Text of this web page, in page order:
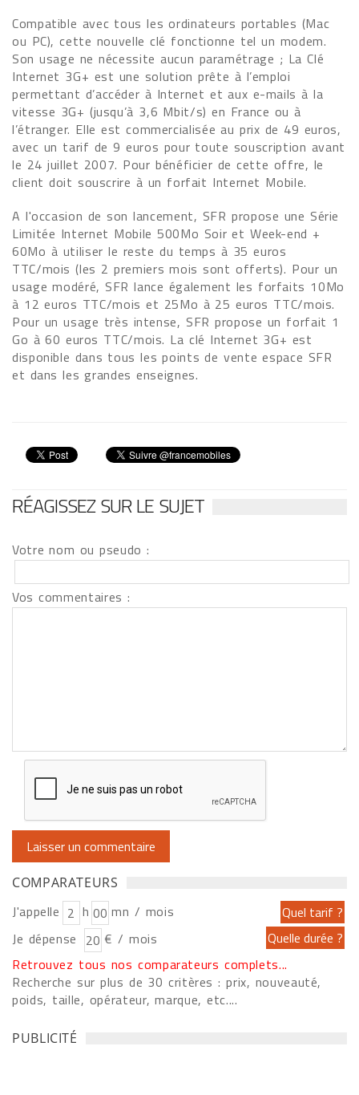
Compatible avec tous les ordinateurs portables (Mac
ou PC), cette nouvelle clé fonctionne tel un modem.
Son usage ne nécessite aucun paramétrage ; La Clé
Internet 3G+ est une solution prête à l’emploi
permettant d’accéder à Internet et aux e-mails à la
vitesse 3G+ (jusqu’à 3,6 Mbit/s) en France ou à
l’étranger. Elle est commercialisée au prix de 49 euros,
avec un tarif de 9 euros pour toute souscription avant
le 24 juillet 2007. Pour bénéficier de cette offre, le
client doit souscrire à un forfait Internet Mobile.
A l'occasion de son lancement, SFR propose une Série
Limitée Internet Mobile 500Mo Soir et Week-end +
60Mo à utiliser le reste du temps à 35 euros
TTC/mois (les 2 premiers mois sont offerts). Pour un
usage modéré, SFR lance également les forfaits 10Mo
à 12 euros TTC/mois et 25Mo à 25 euros TTC/mois.
Pour un usage très intense, SFR propose un forfait 1
Go à 60 euros TTC/mois. La clé Internet 3G+ est
disponible dans tous les points de vente espace SFR
et dans les grandes enseignes.
RÉAGISSEZ SUR LE SUJET
Votre nom ou pseudo :
Vos commentaires :
COMPARATEURS
J'appelle h
mn / mois
Je dépense
€ / mois
Retrouvez tous nos comparateurs complets...
Recherche sur plus de 30 critères : prix, nouveauté,
poids, taille, opérateur, marque, etc....
PUBLICITÉ